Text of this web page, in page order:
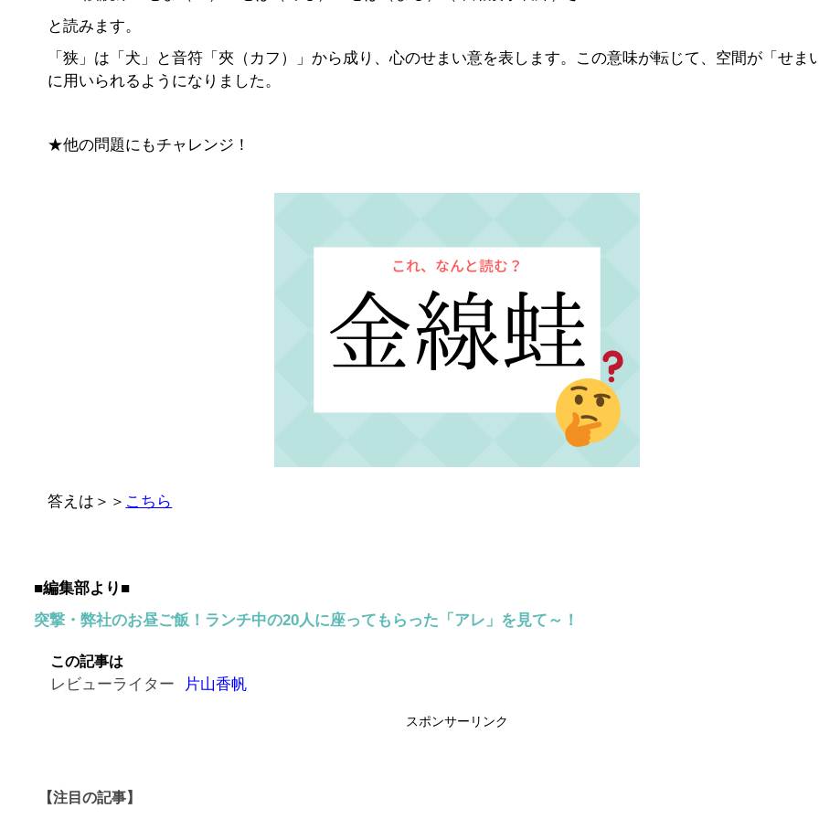
と読みます。
「狭」は「犬」と音符「夾（カフ）」から成り、心のせまい意を表します。この意味が転じて、空間が「せま
に用いられるようになりました。
★他の問題にもチャレンジ！
答えは＞＞ こちら
■編集部より■
突撃・弊社のお昼ご飯！ランチ中の20人に座ってもらった「アレ」を見て～！
この記事は
レビューライター 片山香帆
スポンサーリンク
【注目の記事】